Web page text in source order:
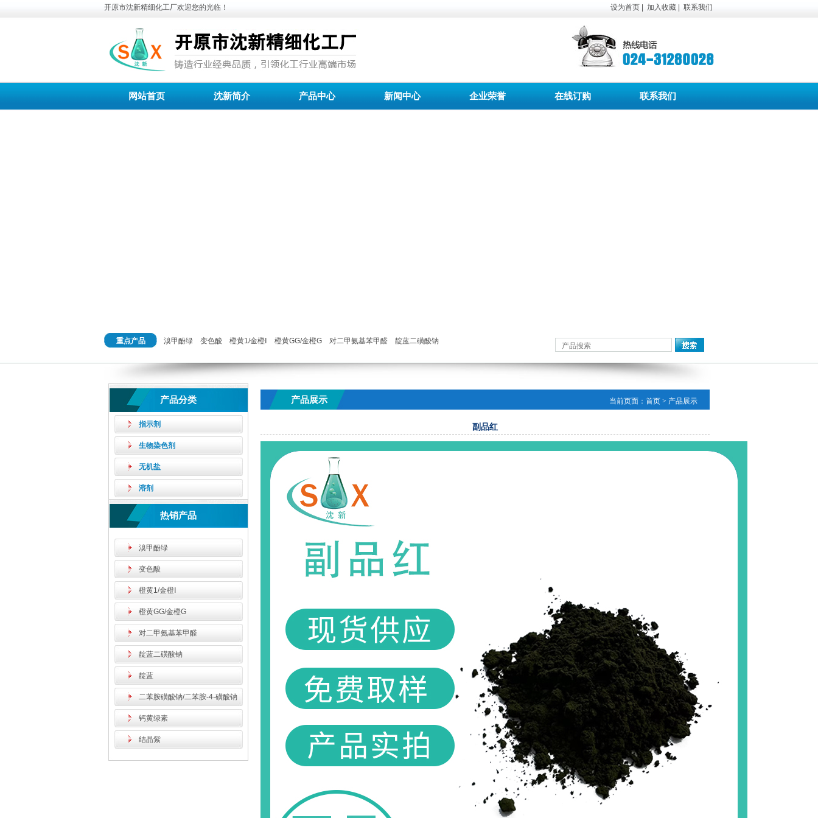
开原市沈新精细化工厂欢迎您的光临！ 设为首页| 加入收藏| 联系我们
网站首页 沈新简介 产品中心 新闻中心 企业荣誉 在线订购 联系我们
重点产品 溴甲酚绿 变色酸 橙黄1/金橙Ⅰ 橙黄GG/金橙G 对二甲氨基苯甲醛 靛蓝二磺酸钠
产品分类
指示剂
生物染色剂
无机盐
溶剂
热销产品
溴甲酚绿
变色酸
橙黄1/金橙Ⅰ
橙黄GG/金橙G
对二甲氨基苯甲醛
靛蓝二磺酸钠
靛蓝
二苯胺磺酸钠/二苯胺-4-磺酸钠
钙黄绿素
结晶紫
产品展示 当前页面： 首页 > 产品展示
副品红